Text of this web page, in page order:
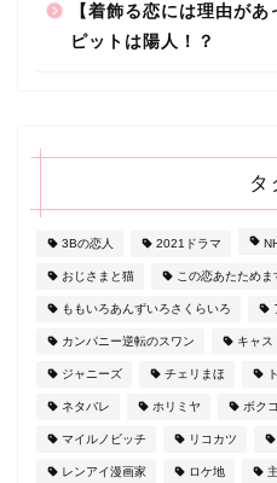
【着飾る恋には理由が
ピットは陽人！？
タ
3Bの恋人 2021ドラマ
おじさまと猫 この恋あたためま
ももいろあんずいろさくらいろ
カンパニー逆転のスワン キャス
ジャニーズ チェリまほ
ネタバレ ホリミヤ ボク
マイルノビッチ リコカツ
レンアイ漫画家 ロケ地